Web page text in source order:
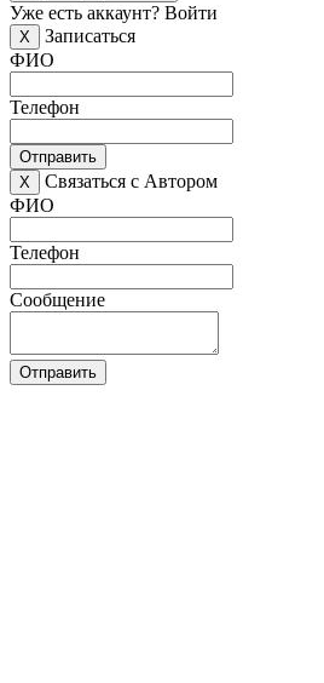
Уже есть аккаунт? Войти
X
Записаться
ФИО
Телефон
Отправить
X
Связаться с Автором
ФИО
Телефон
Сообщение
Отправить